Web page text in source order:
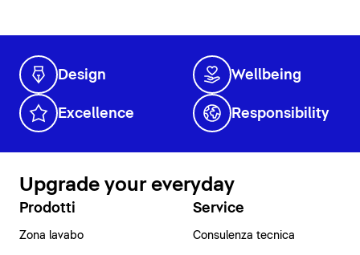
Design Wellbeing
Excellence Responsibility
Upgrade your everyday
Prodotti
Zona lavabo
Service
Consulenza tecnica